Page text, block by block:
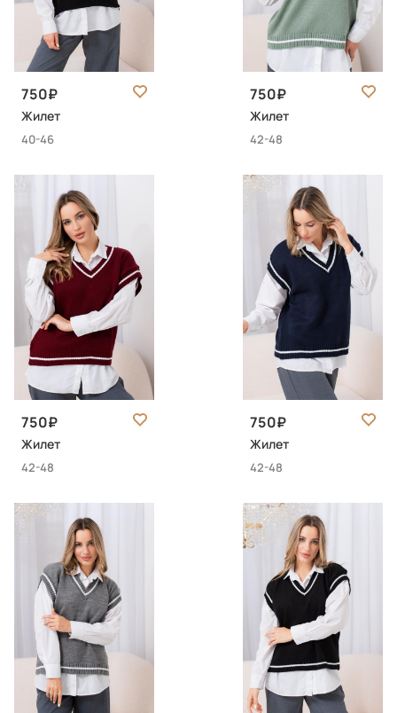
750
Жилет
40-46
750
Жилет
42-48
750
Жилет
42-48
750
Жилет
42-48